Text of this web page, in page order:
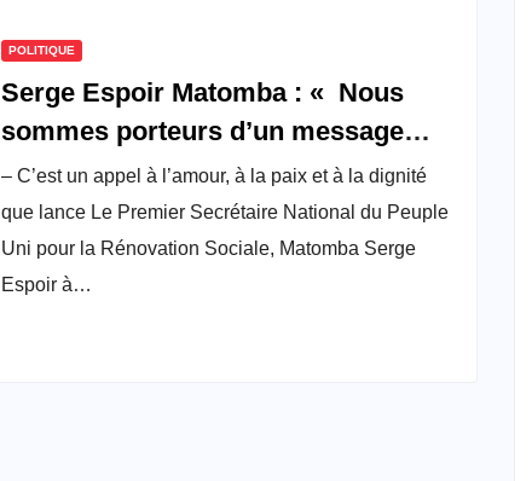
POLITIQUE
Serge Espoir Matomba : « Nous
sommes porteurs d’un message
d’espoir et de changement (…) »
– C’est un appel à l’amour, à la paix et à la dignité
que lance Le Premier Secrétaire National du Peuple
Uni pour la Rénovation Sociale, Matomba Serge
Espoir à…